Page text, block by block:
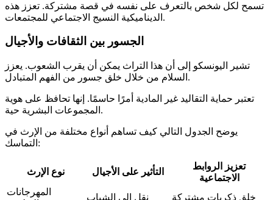
تسمح لكل شخص بالتعرف على نفسه في قصة مشتركة. تعزز هذه
الديناميكية النسيج الاجتماعي للمجتمعات.
الجسور بين الثقافات والأجيال
تشير اليونسكو إلى أن هذا التراث يمكن أن يقرب الشعوب. يعزز
السلام من خلال خلق جسور من الفهم المتبادل.
تعتبر حماية التقاليد غير المادية أمرًا حاسمًا. إنها تحافظ على هوية
المجموعات البشرية حية.
يوضح الجدول التالي كيف تساهم أنواع مختلفة من الإرث في
التماسك:
نوع الإرث التأثير على الأجيال
تعزيز الروابط
الاجتماعية
المهرجانات
نقل إلى الشباب
خلق ذكريات مشتركة